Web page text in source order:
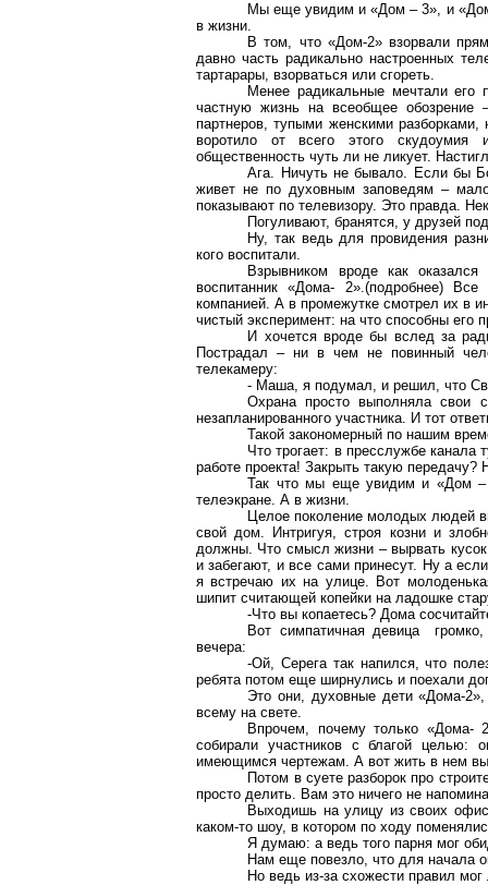
Мы еще увидим и «Дом – 3», и
в жизни.
В том, что «Дом-2» взорвали
давно часть радикально настроенных
тартарары, взорваться или сгореть.
Менее радикальные мечтали
частную жизнь на всеобщее
партнеров, тупыми женскими
воротило от всего этого скудоумия и
общественность чуть ли не ликует.
Ага. Ничуть не бывало. Если бы
живет не по духовным заповедям –
показывают по телевизору. Это правда.
Погуливают, бранятся, у друзей
Ну, так ведь для провидения
кого воспитали.
Взрывником вроде как
воспитанник «Дома- 2».(подробнее)
компанией. А в промежутке смотрел их в
чистый эксперимент: на что способны его
И хочется вроде бы вслед за
Пострадал – ни в чем не повинный
телекамеру:
- Маша, я подумал, и решил, что
Охрана просто выполняла свои
незапланированного участника. И тот
Такой закономерный по нашим
Что трогает: в пресслужбе канала
работе проекта! Закрыть такую
Так что мы еще увидим и «Дом
телеэкране. А в жизни.
Целое поколение молодых людей
свой дом. Интригуя, строя козни и
должны. Что смысл жизни – вырвать
и забегают, и все сами принесут. Ну а
я встречаю их на улице. Вот
шипит считающей копейки на ладошке
-Что вы копаетесь? Дома
Вот симпатичная девица
вечера:
-Ой, Серега так напился, что
ребята потом еще ширнулись и поехали
Это они, духовные дети «Дома-
всему на свете.
Впрочем, почему только
собирали участников с благой
имеющимся чертежам. А вот жить в нем
Потом в суете разборок про
просто делить. Вам это ничего не
Выходишь на улицу из своих
каком-то шоу, в котором по ходу
Я думаю: а ведь того парня мог
Нам еще повезло, что для начала
Но ведь из-за схожести правил